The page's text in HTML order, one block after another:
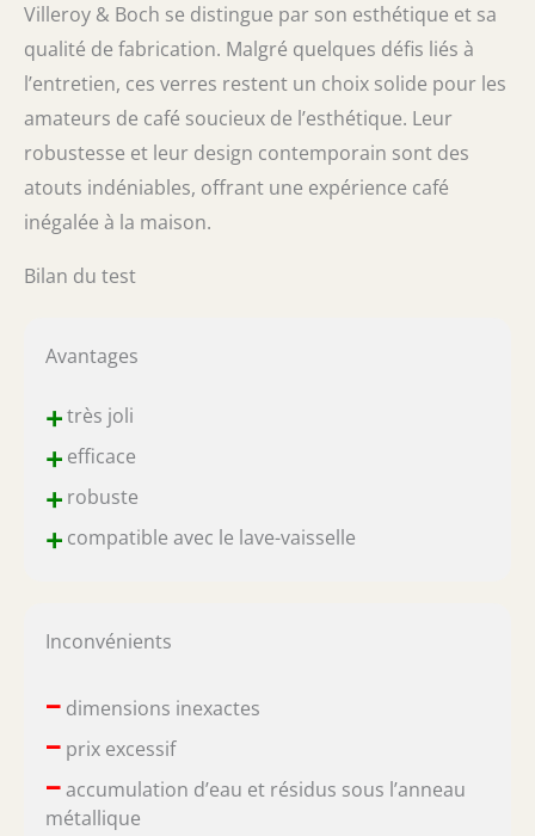
Villeroy & Boch se distingue par son esthétique et sa
qualité de fabrication. Malgré quelques défis liés à
l’entretien, ces verres restent un choix solide pour les
amateurs de café soucieux de l’esthétique. Leur
robustesse et leur design contemporain sont des
atouts indéniables, offrant une expérience café
inégalée à la maison.
Bilan du test
Avantages
+très joli
+efficace
+robuste
+compatible avec le lave-vaisselle
Inconvénients
–dimensions inexactes
–prix excessif
–accumulation d’eau et résidus sous l’anneau
métallique